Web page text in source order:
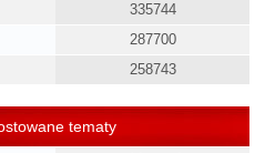
335744
287700
258743
tematy